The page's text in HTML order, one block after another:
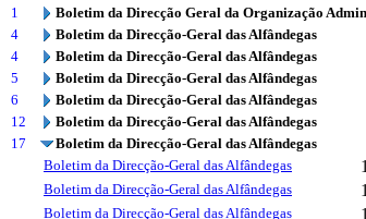
1
Boletim da Direcção Geral da Organização
4
Boletim da Direcção-Geral das Alfândegas
4
Boletim da Direcção-Geral das Alfândegas
5
Boletim da Direcção-Geral das Alfândegas
6
Boletim da Direcção-Geral das Alfândegas
12
Boletim da Direcção-Geral das Alfândegas
17
Boletim da Direcção-Geral das Alfândegas
Boletim da Direcção-Geral das Alfândegas
Boletim da Direcção-Geral das Alfândegas
Boletim da Direcção-Geral das Alfândegas